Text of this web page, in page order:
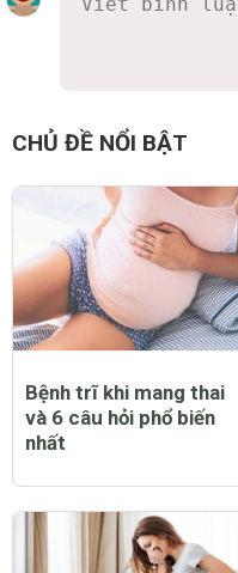
CHỦ ĐỀ NỔI BẬT
Bệnh trĩ khi mang thai
và 6 câu hỏi phổ biến
nhất